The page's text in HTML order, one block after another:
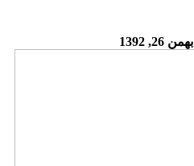
بهمن 26, 1392